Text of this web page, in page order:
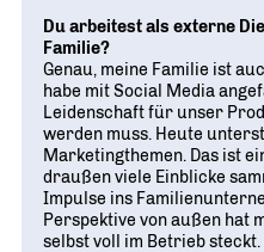
Du arbeitest als externe
Familie?
Genau, meine Familie ist
habe mit Social Media
Leidenschaft für unser
werden muss. Heute
Marketingthemen. Das ist
draußen viele Einblicke
Impulse ins
Perspektive von außen hat
selbst voll im Betrieb steckt.